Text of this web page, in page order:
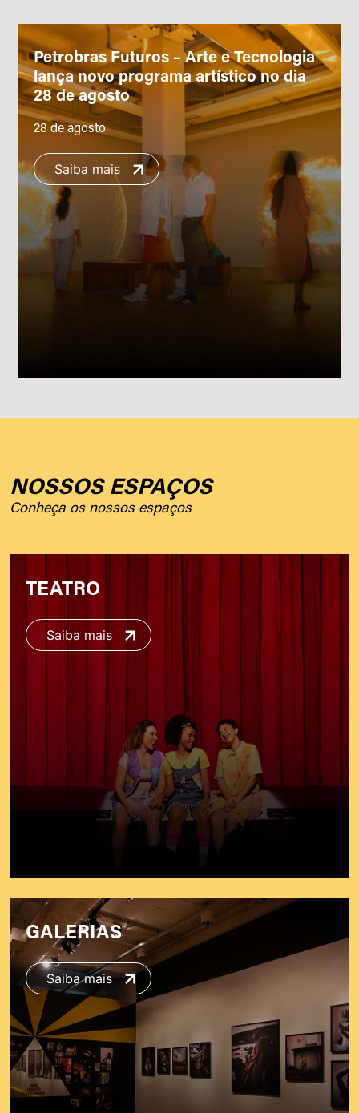
Petrobras Futuros – Arte e Tecnologia
lança novo programa artístico no dia
28 de agosto
28 de agosto
Saiba mais
NOSSOS ESPAÇOS
Conheça os nossos espaços
TEATRO
Saiba mais
GALERIAS
Saiba mais